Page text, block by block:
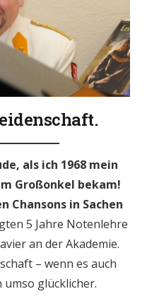
als ich 1968 mein
Großonkel bekam!
Chansons in Sachen
5 Jahre Notenlehre
an der Akademie.
– wenn es auch
glücklicher.